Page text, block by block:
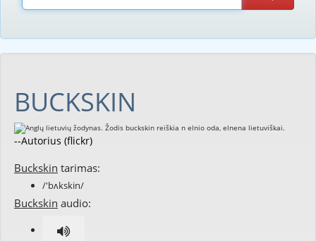
BUCKSKIN
--Autorius (flickr)
Buckskin tarimas:
/'bʌkskin/
Buckskin audio: